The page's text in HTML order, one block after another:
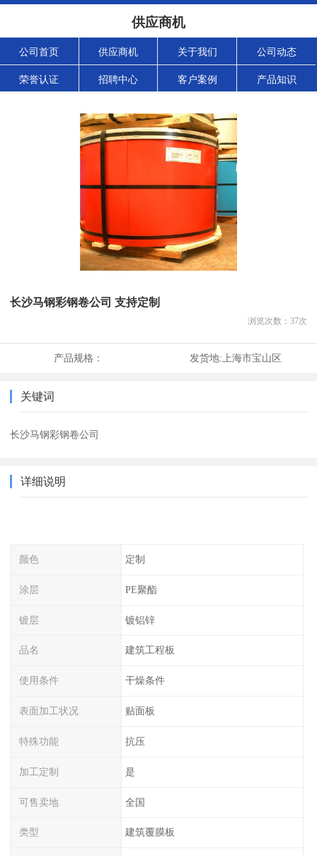
供应商机
公司首页 供应商机 关于我们 公司动态
荣誉认证 招聘中心 客户案例 产品知识
长沙马钢彩钢卷公司 支持定制
浏览次数： 37次
产品规格： 发货地: 上海市宝山区
关键词
长沙马钢彩钢卷公司
详细说明
颜色 定制
涂层 PE聚酯
镀层 镀铝锌
品名 建筑工程板
使用条件 干燥条件
表面加工状况 贴面板
特殊功能 抗压
加工定制 是
可售卖地 全国
类型 建筑覆膜板